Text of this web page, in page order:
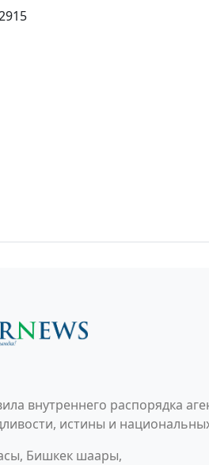
внутреннего распорядка
истины и
Бишкек шаары,